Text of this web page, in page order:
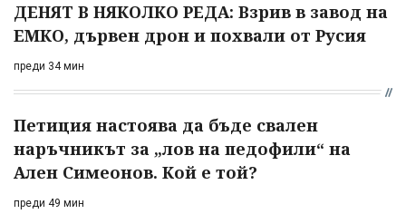
ДЕНЯТ В НЯКОЛКО РЕДА: Взрив в завод на
ЕМКО, дървен дрон и похвали от Русия
преди 34 мин
Петиция настоява да бъде свален
наръчникът за „лов на педофили“ на
Ален Симеонов. Кой е той?
преди 49 мин